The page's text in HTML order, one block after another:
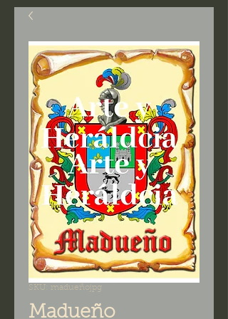
SKU: madueñojpg
Madueño